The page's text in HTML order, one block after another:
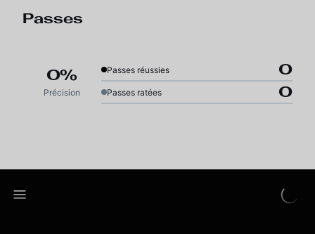
Passes
0%
Précision
Passes réussies 0
Passes ratées 0